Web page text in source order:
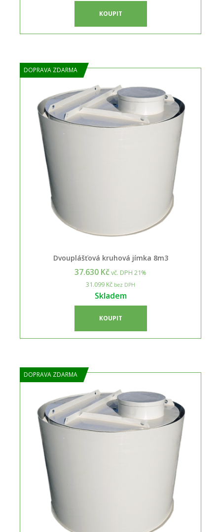
KOUPIT
DOPRAVA ZDARMA
Dvouplášťová kruhová jímka 8m3
37.630 Kčvč. DPH 21%
31.099 Kč bez DPH
Skladem
KOUPIT
DOPRAVA ZDARMA